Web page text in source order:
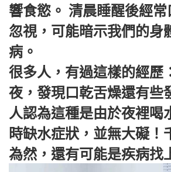
響食慾。 清晨睡醒後經
忽視，可能暗示我們的身
病。
很多人，有過這樣的經歷
夜，發現口乾舌燥還有些
人認為這種是由於夜裡喝
時缺水症狀，並無大礙！
為然，還有可能是疾病找